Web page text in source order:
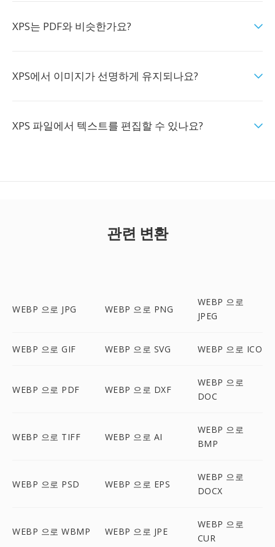
XPS는 PDF와 비슷한가요?
XPS에서 이미지가 선명하게 유지되나요?
XPS 파일에서 텍스트를 편집할 수 있나요?
관련 변환
WEBP 으로 JPG WEBP 으로 PNG
WEBP 으로
JPEG
WEBP 으로 GIF WEBP 으로 SVG WEBP 으로 ICO
WEBP 으로 PDF WEBP 으로 DXF
WEBP 으로
DOC
WEBP 으로 TIFF WEBP 으로 AI
WEBP 으로
BMP
WEBP 으로 PSD WEBP 으로 EPS
WEBP 으로
DOCX
WEBP 으로 WBMP WEBP 으로 JPE
WEBP 으로
CUR